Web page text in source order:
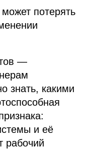
потерять
—
знать, какими
и её
рабочий